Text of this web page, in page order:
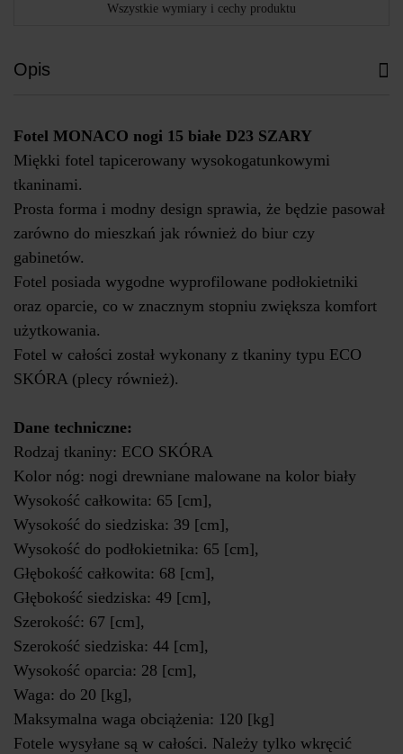
Wszystkie wymiary i cechy produktu
Opis
Fotel MONACO nogi 15 białe D23 SZARY
Miękki fotel tapicerowany wysokogatunkowymi
tkaninami.
Prosta forma i modny design sprawia, że będzie pasował
zarówno do mieszkań jak również do biur czy
gabinetów.
Fotel posiada wygodne wyprofilowane podłokietniki
oraz oparcie, co w znacznym stopniu zwiększa komfort
użytkowania.
Fotel w całości został wykonany z tkaniny typu ECO
SKÓRA (plecy również).
Dane techniczne:
Rodzaj tkaniny: ECO SKÓRA
Kolor nóg: nogi drewniane malowane na kolor biały
Wysokość całkowita: 65 [cm],
Wysokość do siedziska: 39 [cm],
Wysokość do podłokietnika: 65 [cm],
Głębokość całkowita: 68 [cm],
Głębokość siedziska: 49 [cm],
Szerokość: 67 [cm],
Szerokość siedziska: 44 [cm],
Wysokość oparcia: 28 [cm],
Waga: do 20 [kg],
Maksymalna waga obciążenia: 120 [kg]
Fotele wysyłane są w całości. Należy tylko wkręcić